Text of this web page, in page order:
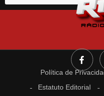
Política de
Estatuto Editorial